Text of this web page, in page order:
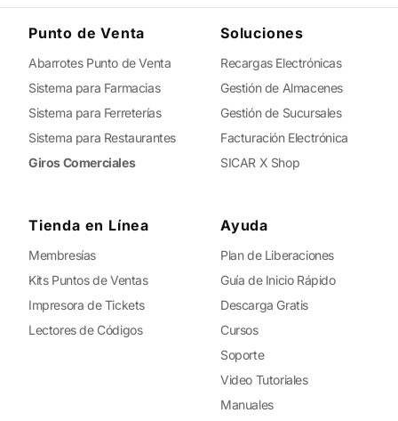
Punto de Venta
Abarrotes Punto de Venta
Sistema para Farmacias
Sistema para Ferreterías
Sistema para Restaurantes
Giros Comerciales
Soluciones
Recargas Electrónicas
Gestión de Almacenes
Gestión de Sucursales
Facturación Electrónica
SICAR X Shop
Tienda en Línea
Membresías
Kits Puntos de Ventas
Impresora de Tickets
Lectores de Códigos
Ayuda
Plan de Liberaciones
Guía de Inicio Rápido
Descarga Gratis
Cursos
Soporte
Video Tutoriales
Manuales